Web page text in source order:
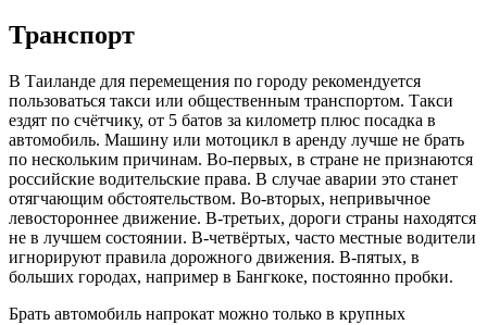
Транспорт
В Таиланде для перемещения по городу рекомендуется
пользоваться такси или общественным транспортом. Такси
ездят по счётчику, от 5 батов за километр плюс посадка в
автомобиль. Машину или мотоцикл в аренду лучше не брать
по нескольким причинам. Во-первых, в стране не признаются
российские водительские права. В случае аварии это станет
отягчающим обстоятельством. Во-вторых, непривычное
левостороннее движение. В-третьих, дороги страны находятся
не в лучшем состоянии. В-четвёртых, часто местные водители
игнорируют правила дорожного движения. В-пятых, в
больших городах, например в Бангкоке, постоянно пробки.
Брать автомобиль напрокат можно только в крупных